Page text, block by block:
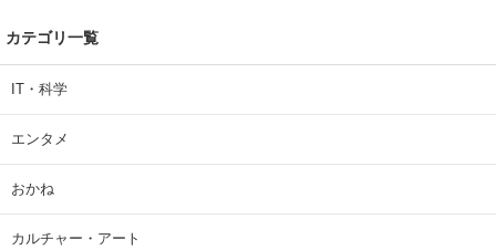
カテゴリ一覧
IT・科学
エンタメ
おかね
カルチャー・アート